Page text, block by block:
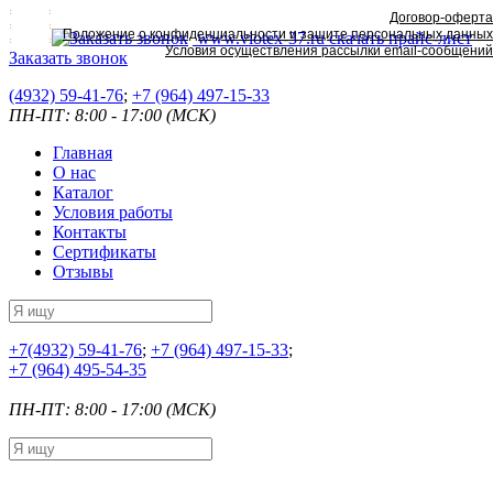
www.viotex-37.ruскачать прайс-лист
Заказать звонок
(4932) 59-41-76; +7 (964) 497-15-33
ПН-ПТ: 8:00 - 17:00 (МСК)
Главная
О нас
Каталог
Условия работы
Контакты
Сертификаты
Отзывы
+7(4932) 59-41-76; +7 (964) 497-15-33;
+7 (964) 495-54-35
ПН-ПТ: 8:00 - 17:00 (МСК)
Договор-оферта
Положение о конфиденциальности и защите персональных данных
Условия осуществления рассылки email-сообщений